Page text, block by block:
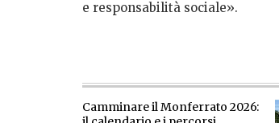
e responsabilità sociale».
Camminare il Monferrato 2026: